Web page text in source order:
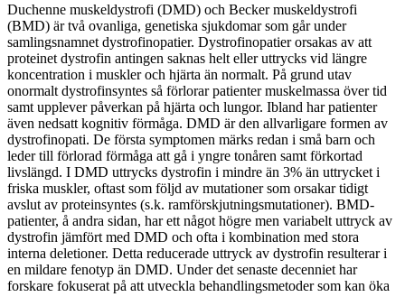
Duchenne muskeldystrofi (DMD) och Becker muskeldystrofi
(BMD) är två ovanliga, genetiska sjukdomar som går under
samlingsnamnet dystrofinopatier. Dystrofinopatier orsakas av att
proteinet dystrofin antingen saknas helt eller uttrycks vid längre
koncentration i muskler och hjärta än normalt. På grund utav
onormalt dystrofinsyntes så förlorar patienter muskelmassa över tid
samt upplever påverkan på hjärta och lungor. Ibland har patienter
även nedsatt kognitiv förmåga. DMD är den allvarligare formen av
dystrofinopati. De första symptomen märks redan i små barn och
leder till förlorad förmåga att gå i yngre tonåren samt förkortad
livslängd. I DMD uttrycks dystrofin i mindre än 3% än uttrycket i
friska muskler, oftast som följd av mutationer som orsakar tidigt
avslut av proteinsyntes (s.k. ramförskjutningsmutationer). BMD-
patienter, å andra sidan, har ett något högre men variabelt uttryck av
dystrofin jämfört med DMD och ofta i kombination med stora
interna deletioner. Detta reducerade uttryck av dystrofin resulterar i
en mildare fenotyp än DMD. Under det senaste decenniet har
forskare fokuserat på att utveckla behandlingsmetoder som kan öka